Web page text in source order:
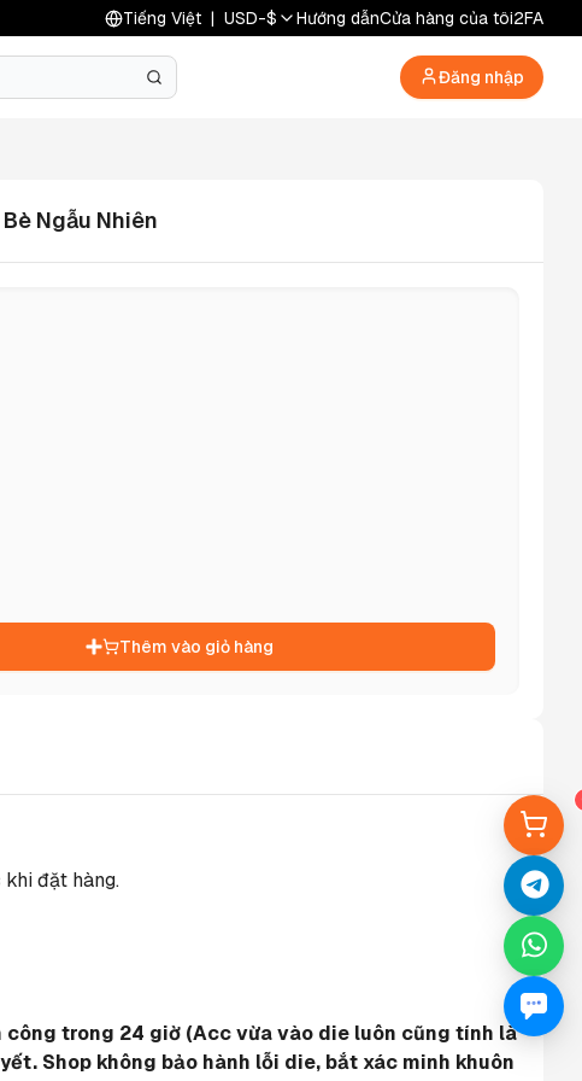
Tiếng Việt | USD-$ Hướng dẫnCửa hàng của tôi2FA
Đăng nhập
Ngẫu Nhiên
Thêm vào giỏ hàng
đặt hàng.
công trong 24 giờ (Acc vừa vào die luôn cũng tính là
Shop không bảo hành lỗi die, bắt xác minh khuôn